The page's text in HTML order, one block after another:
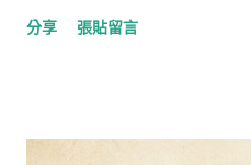
听佛歌《观音菩萨发愿偈》_哔
分享 張貼留言